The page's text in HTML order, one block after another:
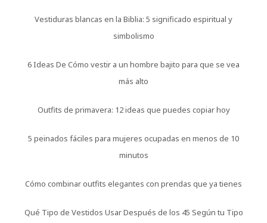
Vestiduras blancas en la Biblia: 5 significado espiritual y
simbolismo
6 Ideas De Cómo vestir a un hombre bajito para que se vea
más alto
Outfits de primavera: 12 ideas que puedes copiar hoy
5 peinados fáciles para mujeres ocupadas en menos de 10
minutos
Cómo combinar outfits elegantes con prendas que ya tienes
Qué Tipo de Vestidos Usar Después de los 45 Según tu Tipo